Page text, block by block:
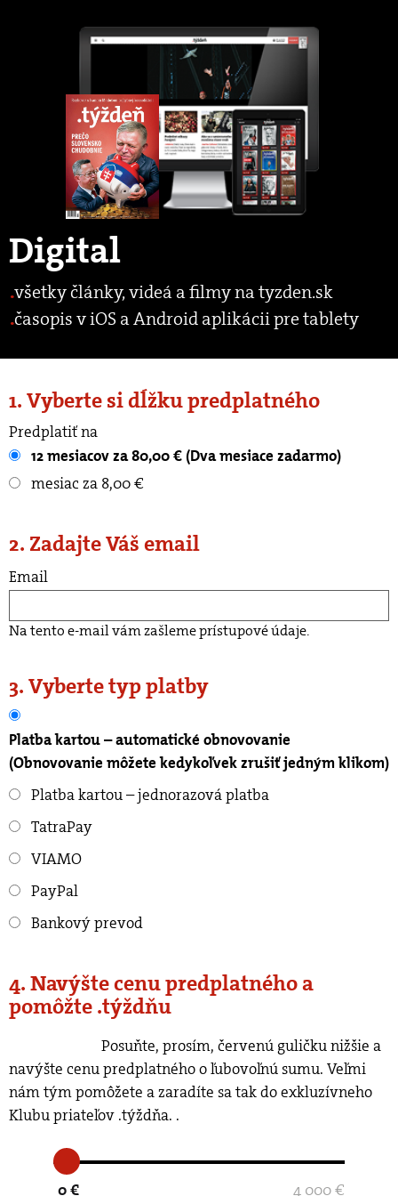
Digital
všetky články, videá a filmy na tyzden.sk
časopis v iOS a Android aplikácii pre tablety
1. Vyberte si dĺžku predplatného
Predplatiť na
12 mesiacov za 80,00 € (Dva mesiace zadarmo)
mesiac za 8,00 €
2. Zadajte Váš email
Email
Na tento e-mail vám zašleme prístupové údaje.
3. Vyberte typ platby
Platba kartou – automatické obnovovanie
(Obnovovanie môžete kedykoľvek zrušiť jedným klikom)
Platba kartou – jednorazová platba
TatraPay
VIAMO
PayPal
Bankový prevod
4. Navýšte cenu predplatného a
pomôžte .týždňu
navýšte cenu predplatného o ľubovoľnú sumu. Veľmi
nám tým pomôžete a zaradíte sa tak do exkluzívneho
Klubu priateľov .týždňa. .
0 € 4 000 €